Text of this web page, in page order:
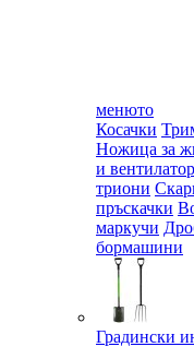
менюто
Косачки
Ножица за
и
триони
пръскачки
маркучи
бормашини
Градински